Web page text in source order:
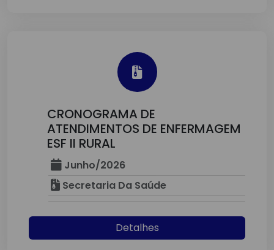
CRONOGRAMA DE
ATENDIMENTOS DE ENFERMAGEM
ESF II RURAL
Junho/2026
Secretaria Da Saúde
Detalhes